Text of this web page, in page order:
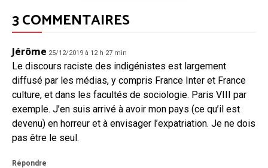
3 COMMENTAIRES
Jérôme 25/12/2019 à 12 h 27 min
Le discours raciste des indigénistes est largement
diffusé par les médias, y compris France Inter et France
culture, et dans les facultés de sociologie. Paris VIII par
exemple. J’en suis arrivé à avoir mon pays (ce qu’il est
devenu) en horreur et à envisager l’expatriation. Je ne dois
pas être le seul.
Répondre